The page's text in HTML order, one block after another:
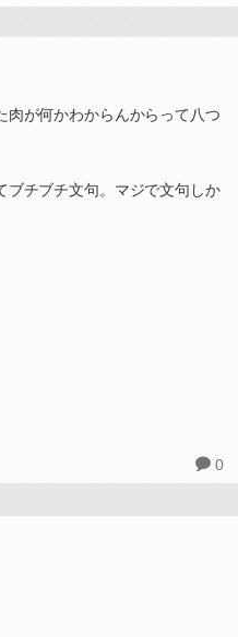
肉が何かわからんからって八つ
ブチブチ文句。マジで文句しか
0